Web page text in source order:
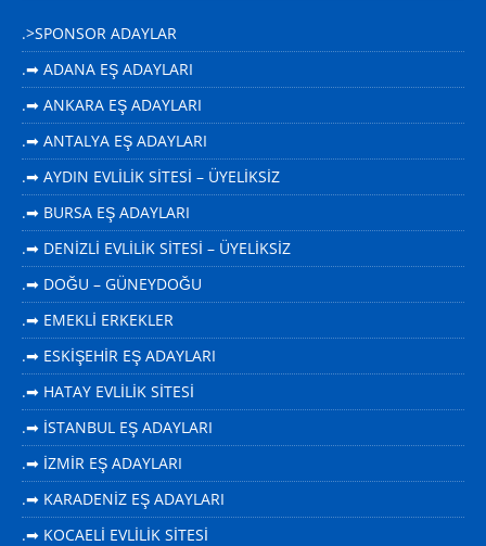
.>SPONSOR ADAYLAR
.➡ ADANA EŞ ADAYLARI
.➡ ANKARA EŞ ADAYLARI
.➡ ANTALYA EŞ ADAYLARI
.➡ AYDIN EVLİLİK SİTESİ – ÜYELİKSİZ
.➡ BURSA EŞ ADAYLARI
.➡ DENİZLİ EVLİLİK SİTESİ – ÜYELİKSİZ
.➡ DOĞU – GÜNEYDOĞU
.➡ EMEKLİ ERKEKLER
.➡ ESKİŞEHİR EŞ ADAYLARI
.➡ HATAY EVLİLİK SİTESİ
.➡ İSTANBUL EŞ ADAYLARI
.➡ İZMİR EŞ ADAYLARI
.➡ KARADENİZ EŞ ADAYLARI
.➡ KOCAELİ EVLİLİK SİTESİ